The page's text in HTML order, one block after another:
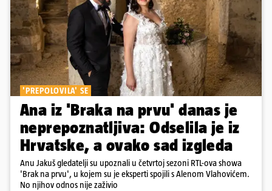
'PREPOLOVILA' SE
Ana iz 'Braka na prvu' danas je
neprepoznatljiva: Odselila je iz
Hrvatske, a ovako sad izgleda
Anu Jakuš gledatelji su upoznali u četvrtoj sezoni RTL-ova showa
'Brak na prvu', u kojem su je eksperti spojili s Alenom Vlahovićem.
No njihov odnos nije zaživio